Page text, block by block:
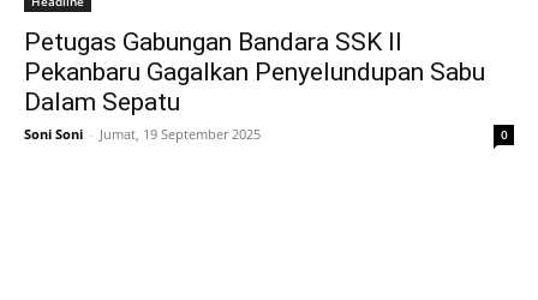
Petugas Gabungan Bandara SSK II
Pekanbaru Gagalkan Penyelundupan Sabu
Dalam Sepatu
Soni Soni - Jumat, 19 September 2025 0